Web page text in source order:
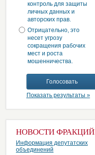
контроль для защиты
личных данных и
авторских прав.
Отрицательно, это
несет угрозу
сокращения рабочих
мест и роста
мошенничества.
Показать результаты »
НОВОСТИ ФРАКЦИЙ
Информация депутатских
объединений